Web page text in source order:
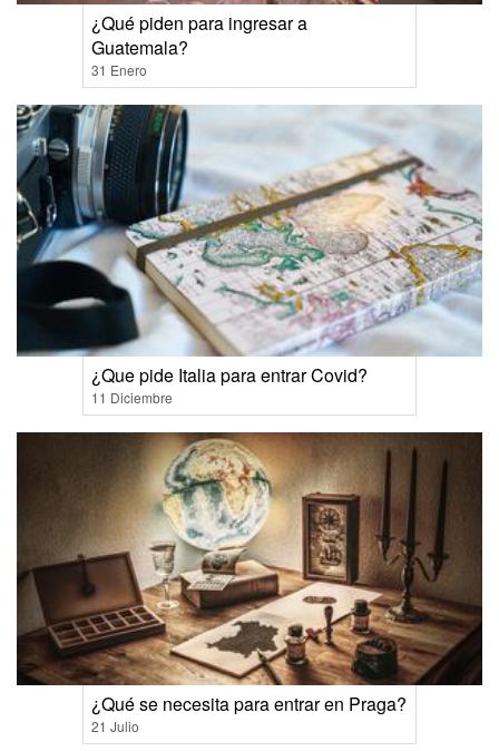
¿Qué piden para ingresar a
Guatemala?
31 Enero
¿Que pide Italia para entrar Covid?
11 Diciembre
¿Qué se necesita para entrar en Praga?
21 Julio